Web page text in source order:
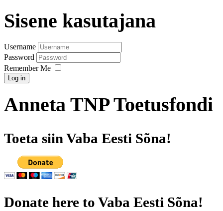
Sisene kasutajana
Username
Password
Remember Me
Log in
Anneta TNP Toetusfondi
Toeta siin Vaba Eesti Sõna!
Donate here to Vaba Eesti Sõna!